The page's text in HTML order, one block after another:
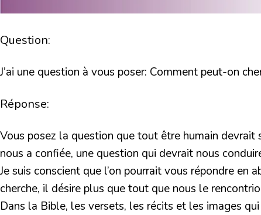
Question:
J’ai une question à vous poser: Comment peut-on
Réponse:
Vous posez la question que tout être humain
nous a confiée, une question qui devrait nous
Je suis conscient que l’on pourrait vous répondre
cherche, il désire plus que tout que nous le
Dans la Bible, les versets, les récits et les images